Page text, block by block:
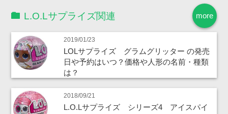
more
L.O.Lサプライズ関連
2019/01/23
LOLサプライズ グラムグリッター の発売
日や予約はいつ？価格や人形の名前・種類
は？
2018/09/21
L.O.Lサプライズ シリーズ4 アイスパイ